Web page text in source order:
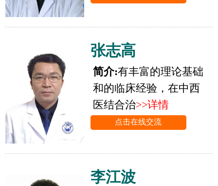
张志高
简介:有丰富的理论基础
和的临床经验，在中西
医结合治>>详情
点击在线交流
李江波